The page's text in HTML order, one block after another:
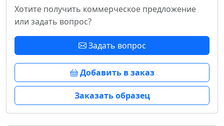
Хотите получить коммерческое предложение
или задать вопрос?
Задать вопрос
Добавить в заказ
Заказать образец